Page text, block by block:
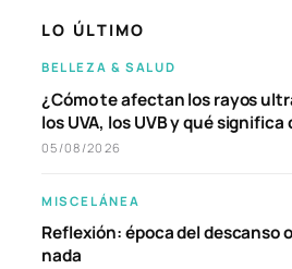
LO ÚLTIMO
BELLEZA & SALUD
¿Cómo te afectan los rayos
los UVA, los UVB y qué significa
05/08/2026
MISCELÁNEA
Reflexión: época del descanso
nada